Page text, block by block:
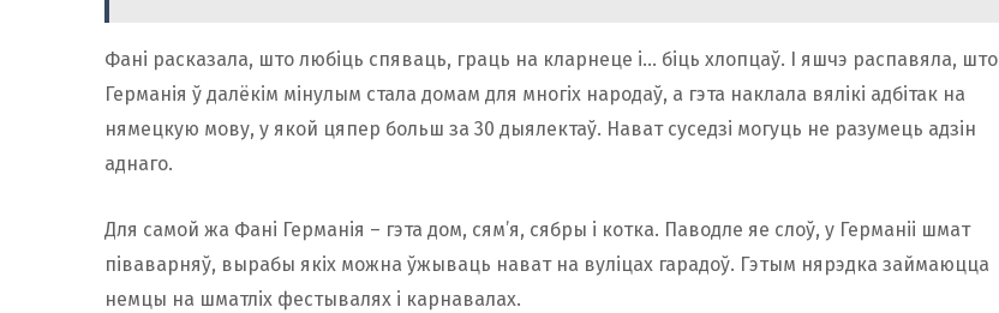
Фані расказала, што любіць спяваць, граць на кларнеце і… біць хлопцаў. І яшчэ распавяла, што
Германія ў далёкім мінулым стала домам для многіх народаў, а гэта наклала вялікі адбітак на
нямецкую мову, у якой цяпер больш за 30 дыялектаў. Нават суседзі могуць не разумець адзін
аднаго.
Для самой жа Фані Германія – гэта дом, сям’я, сябры і котка. Паводле яе слоў, у Германіі шмат
піваварняў, вырабы якіх можна ўжываць нават на вуліцах гарадоў. Гэтым нярэдка займаюцца
немцы на шматліх фестывалях і карнавалах.